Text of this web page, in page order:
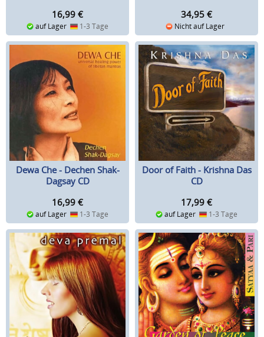
16,99 €
auf Lager 1-3 Tage
34,95 €
Nicht auf Lager
Dewa Che - Dechen Shak-
Dagsay CD
16,99 €
auf Lager 1-3 Tage
Door of Faith - Krishna Das
CD
17,99 €
auf Lager 1-3 Tage